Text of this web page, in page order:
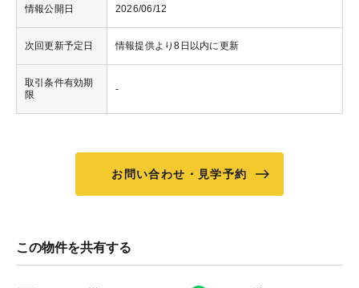
情報公開日 2026/06/12
次回更新予定日 情報提供より8日以内に更新
取引条件有効期
限
-
お問い合わせ・見学予約
この物件を共有する